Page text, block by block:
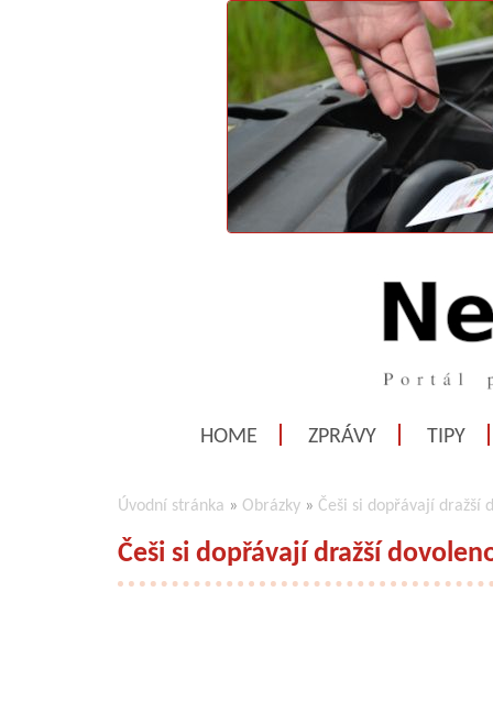
HOME ZPRÁVY TIPY
Úvodní stránka » Obrázky » Češi si dopřávají dražší
Češi si dopřávají dražší